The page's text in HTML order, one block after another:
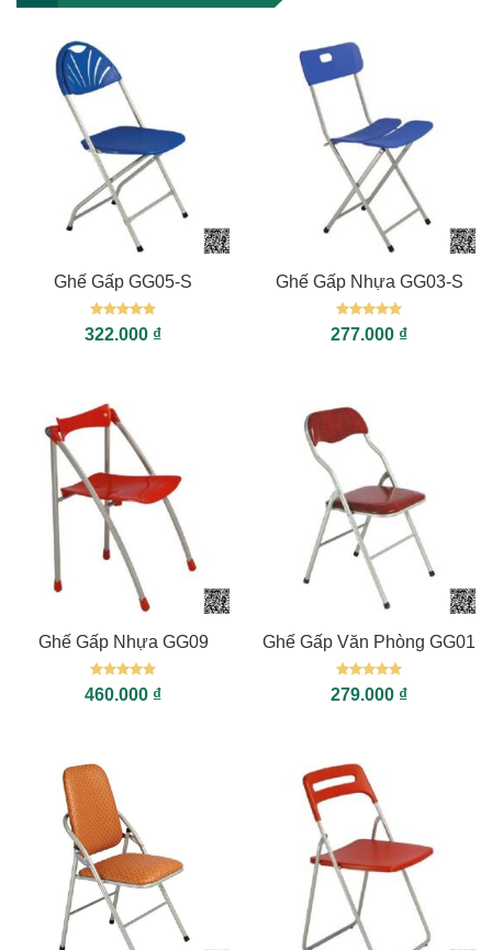
Ghế Gấp GG05-S
Được xếp
hạng55
322.000 ₫
Ghế Gấp Nhựa GG03-S
Được xếp
hạng55
277.000 ₫
Ghế Gấp Nhựa GG09
Được xếp
hạng55
460.000 ₫
Ghế Gấp Văn Phòng GG01
Được xếp
hạng55
279.000 ₫